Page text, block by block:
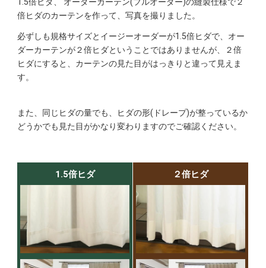
1.5倍ヒダ、
オーダーカーテン(フルオーダー)の縫製仕様で２
倍ヒダのカーテンを作って、写真を撮りました。
必ずしも規格サイズとイージーオーダーが1.5倍ヒダで、オー
ダーカーテンが２倍ヒダということではありませんが、
２倍
ヒダにすると、カーテンの見た目がはっきりと違って見えま
す。
また、同じヒダの量でも、ヒダの形(ドレープ)が整っているか
どうかでも 見た目がかなり変わりますのでご確認ください。
1.5倍ヒダ ２倍ヒダ